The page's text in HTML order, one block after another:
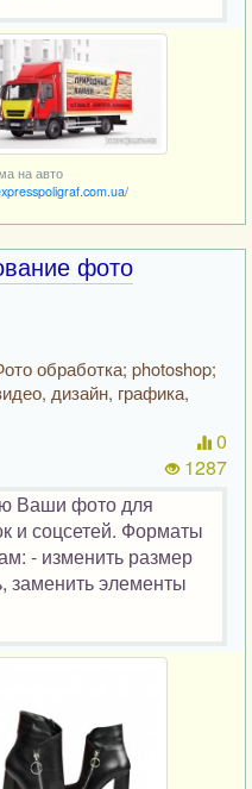
на авто
фото
обработка; photoshop;
дизайн, графика,
0
1287
Ваши фото для
и соцсетей. Форматы
- изменить размер
заменить элементы